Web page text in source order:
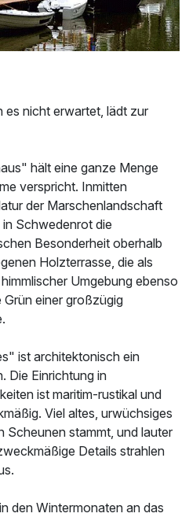
es nicht erwartet, lädt zur
hält eine ganze Menge
verspricht. Inmitten
der Marschenlandschaft
Schwedenrot die
Besonderheit oberhalb
Holzterrasse, die als
Umgebung ebenso
einer großzügig
ist architektonisch ein
Die Einrichtung in
ist maritim-rustikal und
Viel altes, urwüchsiges
Scheunen stammt, und lauter
Details strahlen
den Wintermonaten an das